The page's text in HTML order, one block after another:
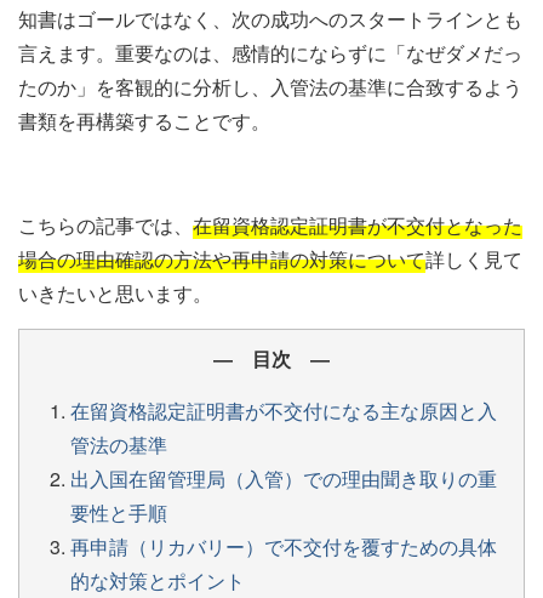
知書はゴールではなく、次の成功へのスタートラインとも
言えます。重要なのは、感情的にならずに「なぜダメだっ
たのか」を客観的に分析し、入管法の基準に合致するよう
書類を再構築することです。
こちらの記事では、 在留資格認定証明書が不交付となった
場合の理由確認の方法や再申請の対策について詳しく見て
いきたいと思います。
― 目次 ―
在留資格認定証明書が不交付になる主な原因と入
管法の基準
出入国在留管理局（入管）での理由聞き取りの重
要性と手順
再申請（リカバリー）で不交付を覆すための具体
的な対策とポイント